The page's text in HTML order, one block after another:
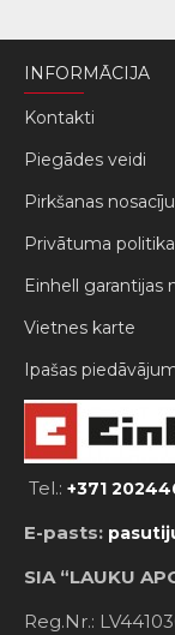
INFORMĀCIJA
Kontakti
Piegādes veidi
Pirkšanas
Privātuma politika
Einhell garantijas
Vietnes karte
Ipašas
Tel.: +371
E-pasts:
SIA “LAUKU
Reg.Nr.: